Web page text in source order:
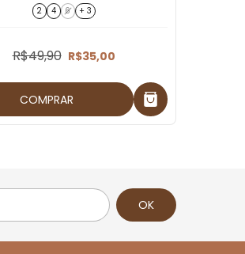
2 4 6 + 3
R$49,90 R$35,00
COMPRAR